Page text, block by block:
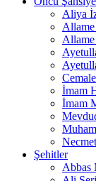
Aliya
Allame
İmam
İmam
Şehitler
Abbas